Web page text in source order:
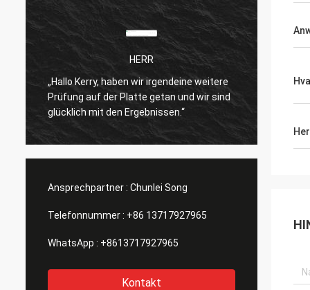
haben wir irgendeine weitere
auf der Platte getan und wir sind
mit den Ergebnissen.“
Ich bin sehr zufrieden
Produkt. Schnelle
Ansprechpartner : Chunlei Song
Telefonnummer : +86 13717927965
WhatsApp : +8613717927965
Kontakt